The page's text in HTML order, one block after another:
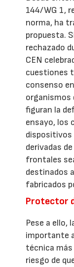
144/WG 1,
norma, ha
propuesta.
rechazado
CEN
cuestiones
consenso
organismos
figuran la
ensayo, los
dispositivos
derivadas
frontales
destinados
fabricados
Protector
Pese a ello,
importante
técnica más
riesgo de